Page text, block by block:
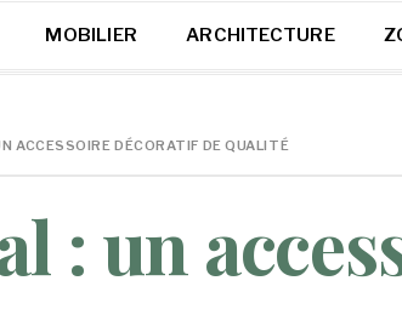
MOBILIER ARCHITECTURE
ACCESSOIRE DÉCORATIF DE QUALITÉ
: un